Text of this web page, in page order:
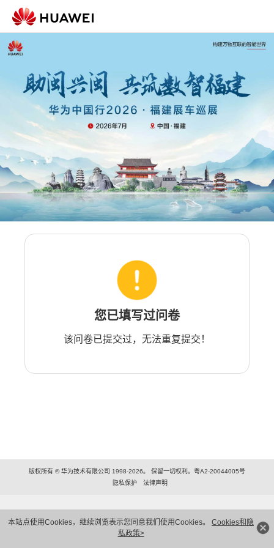
本站点使用Cookies，继续浏览表示您同意我们使用Cookies。 Cookies和隐
私政策>
您已填写过问卷
该问卷已提交过，无法重复提交！
版权所有 © 华为技术有限公司 1998-2026。 保留一切权利。粤A2-20044005号
隐私保护
法律声明